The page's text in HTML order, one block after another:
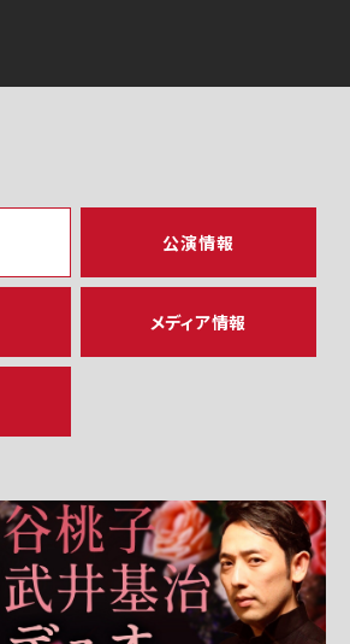
公演情報
メディア情報